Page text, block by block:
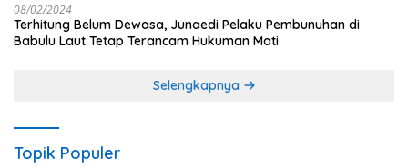
08/02/2024
Terhitung Belum Dewasa, Junaedi Pelaku Pembunuhan di
Babulu Laut Tetap Terancam Hukuman Mati
Selengkapnya
Topik Populer